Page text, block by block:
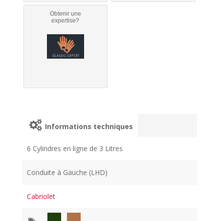
Obtenir une
expertise?
Informations techniques
6 Cylindres en ligne de 3 Litres
Conduite à Gauche (LHD)
Cabriolet